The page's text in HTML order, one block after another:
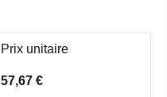
Prix unitaire
57,67 €